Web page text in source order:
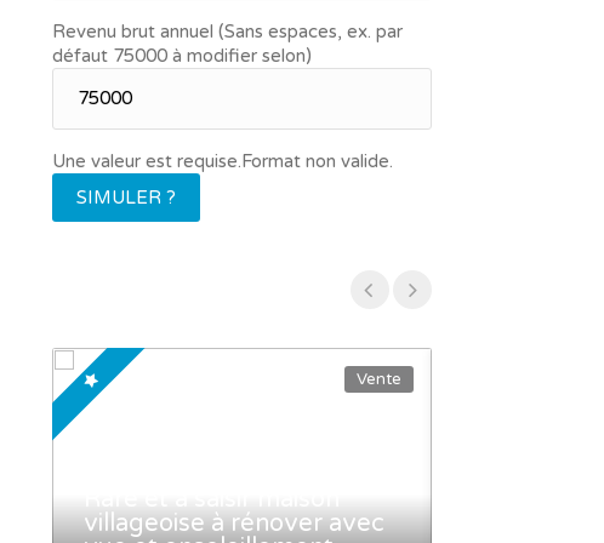
Revenu brut annuel (Sans espaces, ex. par
défaut 75000 à modifier selon)
Une valeur est requise.Format non valide.
SIMULER ?
Vente
villageoise à rénover avec